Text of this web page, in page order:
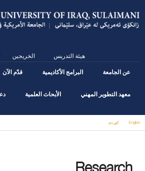
main
content
الخريجين هيئة التدريس
عن الجامعة البرامج الأكاديمية قدّم الآن
معهد التطوير المهني الأبحاث العلمية
English كوردى
Research